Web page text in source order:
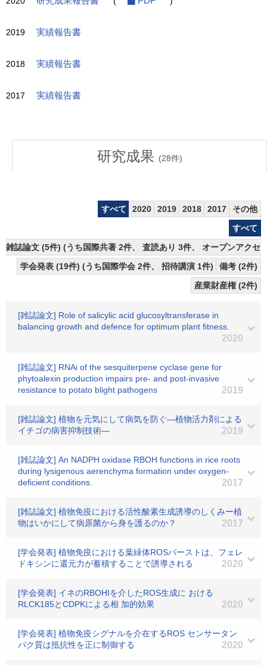
2019 実績報告書
2018 実績報告書
2017 実績報告書
研究成果 (28件)
すべて 2020 2019 2018 2017
その他
すべて
雑誌論文 (5件) (うち国際共著 2件、 査読あり 3件、 オープンアクセ
学会発表 (19件) (うち国際学会 2件、 招待講演 1件)
備考 (2件)
産業財産権 (2件)
[雑誌論文] Role of salicylic acid glucosyltransferase in
balancing growth and defence for optimum plant fitness.
2020
[雑誌論文] RNAi of the sesquiterpene cyclase gene for
phytoalexin production impairs pre‐ and post‐invasive
resistance to potato blight pathogens
2019
[雑誌論文] 植物を元気にして病気を防ぐ―植物活力剤による
イチゴの病害抑制技術―
2019
[雑誌論文] An NADPH oxidase RBOH functions in rice roots
during lysigenous aerenchyma formation under oxygen-
deficient conditions.
2017
[雑誌論文] 植物免疫における活性酸素生成誘導のしくみー植
物はいかにして病原菌から身を護るのか？
2017
[学会発表] 植物免疫における葉緑体ROSバーストは、フェレ
ドキシンに還元力が蓄積することで誘導される
2020
[学会発表] イネのRBOHIを介したROS生成に おける
RLCK185とCDPKによる相 加的効果
2020
[学会発表] 植物免疫シグナルを介在するROS センサータン
パク質は抵抗性を正に制御する
2020